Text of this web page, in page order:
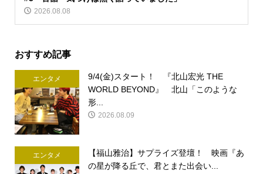
2026.08.08
おすすめ記事
エンタメ
9/4(金)スタート！ 『北山宏光 THE
WORLD BEYOND』 北山「このような
形...
2026.08.09
エンタメ
【福山雅治】サプライズ登壇！ 映画『あ
の星が降る丘で、君とまた出会い...